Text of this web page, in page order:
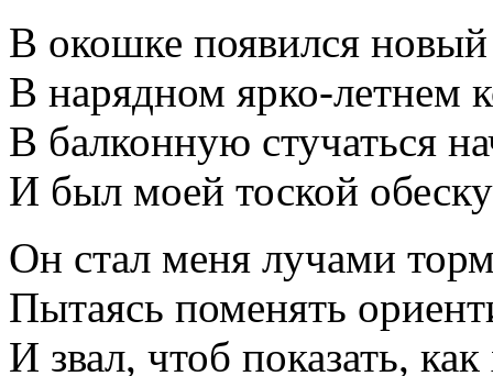
В окошке появился
В нарядном ярко-летнем
В балконную стучаться
И был моей тоской
Он стал меня лучами
Пытаясь поменять
И звал, чтоб показать,